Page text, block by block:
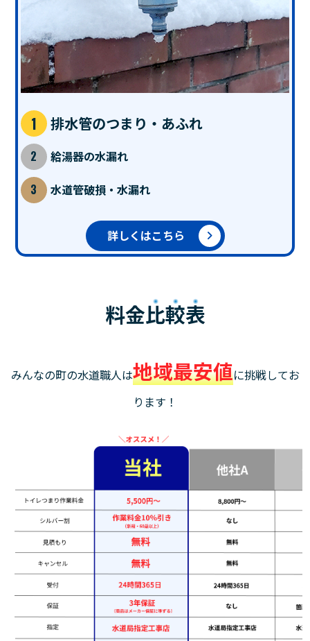
排水管のつまり・あふれ
給湯器の水漏れ
水道管破損・水漏れ
詳しくはこちら
料金比較表
みんなの町の水道職人は地域最安値に挑戦してお
ります！